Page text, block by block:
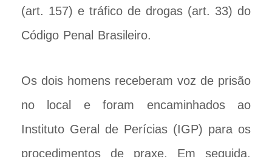
(art. 157) e tráfico de drogas (art. 33) do
Código Penal Brasileiro.
Os dois homens receberam voz de prisão
no local e foram encaminhados ao
Instituto Geral de Perícias (IGP) para os
procedimentos de praxe. Em seguida,